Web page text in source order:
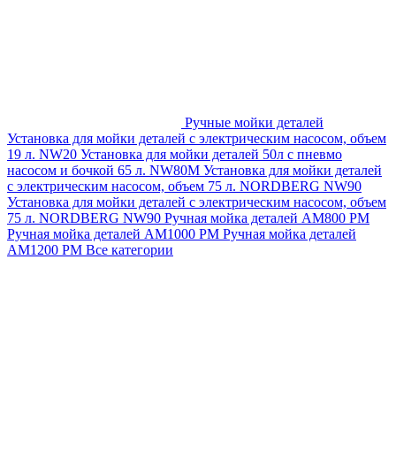
Ручные мойки деталей
Установка для мойки деталей с электрическим насосом, объем
19 л. NW20 Установка для мойки деталей 50л с пневмо
насосом и бочкой 65 л. NW80M Установка для мойки деталей
с электрическим насосом, объем 75 л. NORDBERG NW90
Установка для мойки деталей с электрическим насосом, объем
75 л. NORDBERG NW90 Ручная мойка деталей АМ800 РМ
Ручная мойка деталей АМ1000 РМ Ручная мойка деталей
АМ1200 РМ Все категории